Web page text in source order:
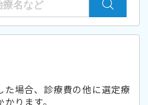
た場合、診療費の他に選定療
ります。